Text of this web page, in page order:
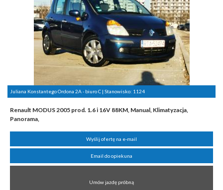
Juliana Konstantego Ordona 2A - biuro C | Stanowisko: 1124
Renault MODUS 2005 prod. 1.6 i 16V 88KM, Manual, Klimatyzacja,
Panorama,
Wyślij ofertę na e-mail
Email do opiekuna
Umów jazdę próbną